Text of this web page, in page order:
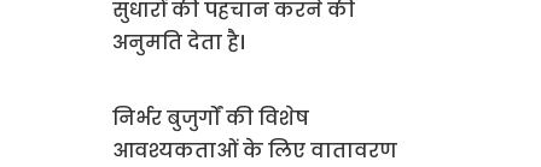
सुधारों की पहचान करने की
अनुमति देता है।
निर्भर बुजुर्गों की विशेष
आवश्यकताओं के लिए वातावरण